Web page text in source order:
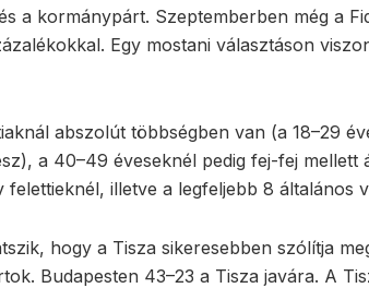
a kormánypárt. Szeptemberben még a
Egy mostani választáson
abszolút többségben van (a 18–29
a 40–49 éveseknél pedig fej-fej mellett
illetve a legfeljebb 8 általános
hogy a Tisza sikeresebben szólítja
Budapesten 43–23 a Tisza javára. A